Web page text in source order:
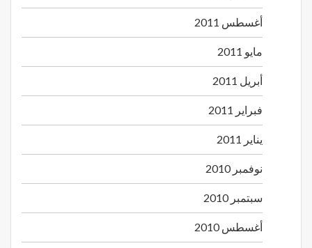
أغسطس 2011
مايو 2011
أبريل 2011
فبراير 2011
يناير 2011
نوفمبر 2010
سبتمبر 2010
أغسطس 2010